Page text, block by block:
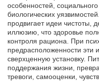
особенностей,
биологических
продвигает идеи чистоты,
иллюзию, что здоровье
контроля рациона. При
предрасположенности эти
сверхценную установку.
поддержания жизни,
тревоги, самооценки,